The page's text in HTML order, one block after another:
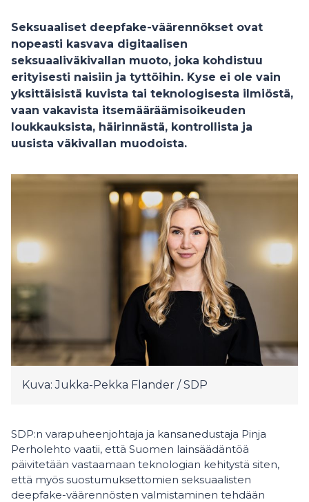
Seksuaaliset deepfake-väärennökset ovat
nopeasti kasvava digitaalisen
seksuaaliväkivallan muoto, joka kohdistuu
erityisesti naisiin ja tyttöihin. Kyse ei ole vain
yksittäisistä kuvista tai teknologisesta ilmiöstä,
vaan vakavista itsemääräämisoikeuden
loukkauksista, häirinnästä, kontrollista ja
uusista väkivallan muodoista.
Kuva: Jukka-Pekka Flander / SDP
SDP:n varapuheenjohtaja ja kansanedustaja Pinja
Perholehto vaatii, että Suomen lainsäädäntöä
päivitetään vastaamaan teknologian kehitystä siten,
että myös suostumuksettomien seksuaalisten
deepfake-väärennösten valmistaminen tehdään